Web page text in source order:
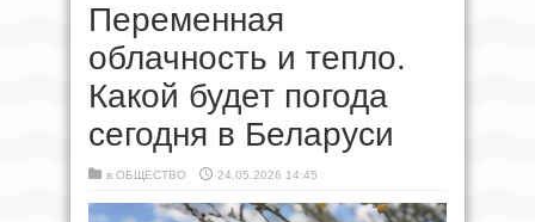
Переменная
облачность и тепло.
Какой будет погода
сегодня в Беларуси
в ОБЩЕСТВО 24.05.2026 14:45